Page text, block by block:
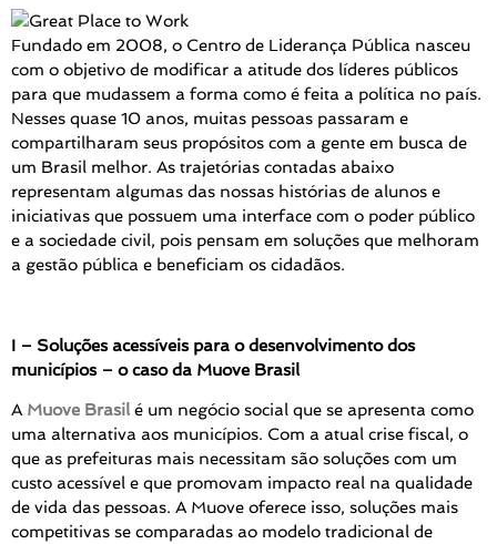
Fundado em 2008, o Centro de Liderança Pública nasceu
com o objetivo de modificar a atitude dos líderes públicos
para que mudassem a forma como é feita a política no país.
Nesses quase 10 anos, muitas pessoas passaram e
compartilharam seus propósitos com a gente em busca de
um Brasil melhor. As trajetórias contadas abaixo
representam algumas das nossas histórias de alunos e
iniciativas que possuem uma interface com o poder público
e a sociedade civil, pois pensam em soluções que melhoram
a gestão pública e beneficiam os cidadãos.
I – Soluções acessíveis para o desenvolvimento dos
municípios – o caso da Muove Brasil
A Muove Brasil é um negócio social que se apresenta como
uma alternativa aos municípios. Com a atual crise fiscal, o
que as prefeituras mais necessitam são soluções com um
custo acessível e que promovam impacto real na qualidade
de vida das pessoas. A Muove oferece isso, soluções mais
competitivas se comparadas ao modelo tradicional de